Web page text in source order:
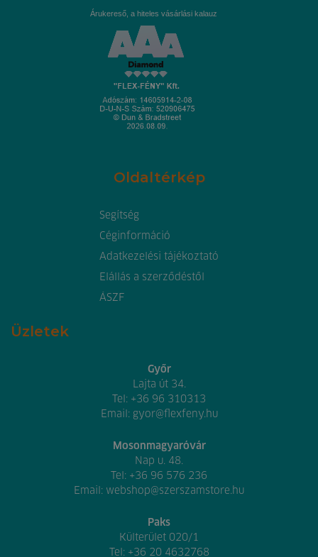
Árukereső, a hiteles vásárlási kalauz
Oldaltérkép
Segítség
Céginformáció
Adatkezelési tájékoztató
Elállás a szerződéstől
ÁSZF
Üzletek
Győr
Lajta út 34.
Tel: +36 96 310313
Email: gyor@flexfeny.hu
Mosonmagyaróvár
Nap u. 48.
Tel: +36 96 576 236
Email: webshop@szerszamstore.hu
Paks
Külterület 020/1
Tel: +36 20 4632768